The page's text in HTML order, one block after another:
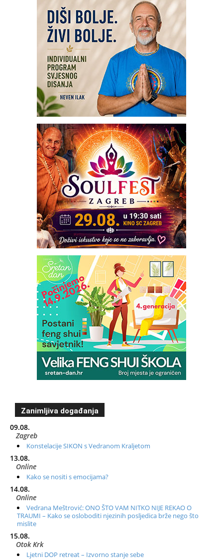
Zanimljiva događanja
09.08.
Zagreb
Konstelacije SIKON s Vedranom Kraljetom
13.08.
Online
Kako se nositi s emocijama?
14.08.
Online
Vedrana Meštrović: ONO ŠTO VAM NITKO NIJE REKAO O
TRAUMI – Kako se osloboditi njezinih posljedica brže nego što
mislite
15.08.
Otok Krk
Ljetni DOP retreat – Izvorno stanje sebe